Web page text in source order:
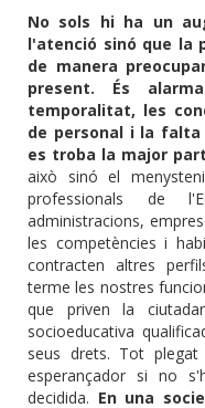
No sols hi ha un
l'atenció sinó que la
de manera
present. És
temporalitat, les
de personal i la
es troba la major
això sinó el
professionals de
administracions,
les competències i
contracten altres
terme les nostres
que priven la
socioeducativa
seus drets. Tot
esperançador si no
decidida. En una